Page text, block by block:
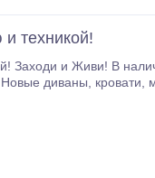
техникой!